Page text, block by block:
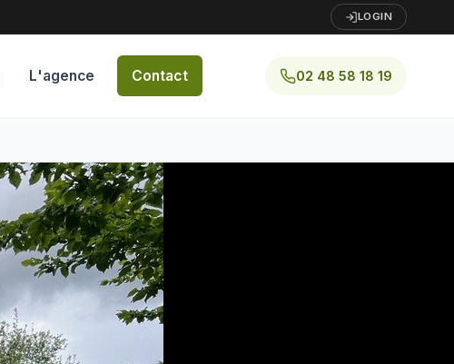
LOGIN
L'agence Contact 02 48 58 18 19